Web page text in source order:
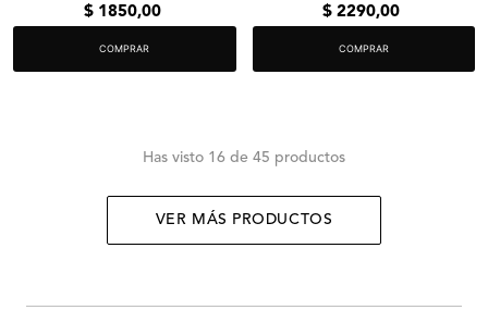
$ 1850,00
COMPRAR
$ 2290,00
COMPRAR
Has visto 16 de 45 productos
VER MÁS PRODUCTOS